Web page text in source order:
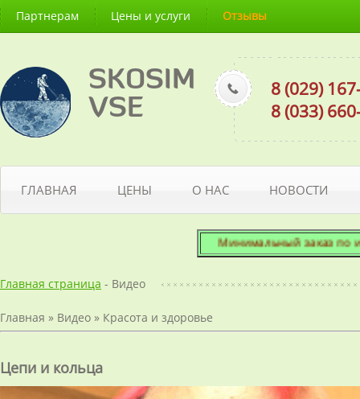
Партнерам Цены и услуги Отзывы
SKOSIM
VSE
8 (029)
8 (033)
ГЛАВНАЯ ЦЕНЫ О НАС НОВОСТИ
Минимальный заказ по
Главная страница - Видео
Главная » Видео » Красота и здоровье
Цепи и кольца